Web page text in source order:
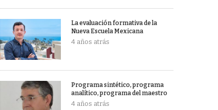
La evaluación formativa de la
Nueva Escuela Mexicana
4 años atrás
Programa sintético, programa
analítico, programa del maestro
4 años atrás